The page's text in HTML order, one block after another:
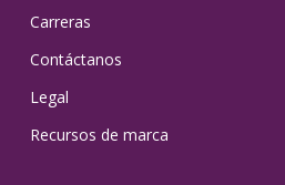
Carreras
Contáctanos
Legal
Recursos de marca